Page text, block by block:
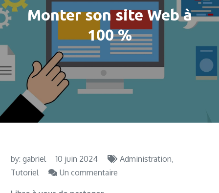
Monter son site Web à
100 %
by:gabriel 10 juin 2024
Administration
Tutoriel
Un commentaire